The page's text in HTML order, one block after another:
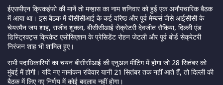
ईएसपीएन क्रिकइंफो की मानें तो मन्हास का नाम शनिवार को हुई एक अनौपचारिक बैठक
में आया था। इस बैठक में बीसीसीआई के कई वरिष्ठ और पूर्व मेम्बर्स जैसे आईसीसी के
चेयरमैन जय शाह, राजीव शुक्ला, बीसीसीआई सेक्रेटरी देवजीत सैकिया, दिल्ली एंड
डिस्ट्रिक्ट्स क्रिकेट एसोसिएशन के प्रेसिडेंट रोहन जेटली और पूर्व बोर्ड सेक्रेटरी
निरंजन शाह भी शामिल हुए।
सभी पदाधिकारियों का चयन बीसीसीआई की एनुअल मीटिंग में होगा जो 28 सितंबर को
मुंबई में होगी। यदि नए नामांकन रविवार यानी 21 सितंबर तक नहीं आते हैं, तो दिल्ली की
बैठक में लिए गए निर्णय में कोई बदलाव नहीं होगा।